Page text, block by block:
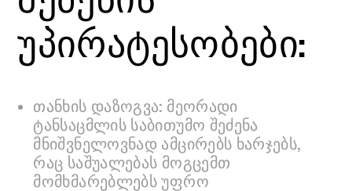
უპირატესობები:
თანხის დაზოგვა: მეორადი
ტანსაცმლის საბითუმო შეძენა
მნიშვნელოვნად ამცირებს ხარჯებს,
რაც საშუალებას მოგცემთ
მომხმარებლებს უფრო